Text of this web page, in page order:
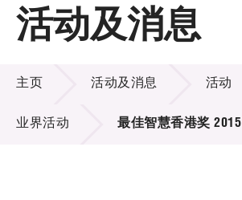
主页
关于LSCM
技术商品化
项目及资助计划
活动及消息
活动及消息
活动及消息
主页 活动及消息 活动
业界活动 最佳智慧香港奖 2015